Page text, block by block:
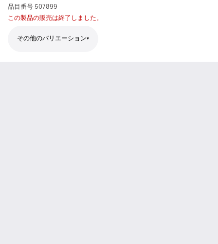
品目番号 507899
この製品の販売は終了しました。
その他のバリエーション